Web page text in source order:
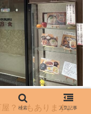
？！もあります。
検索 人気記事